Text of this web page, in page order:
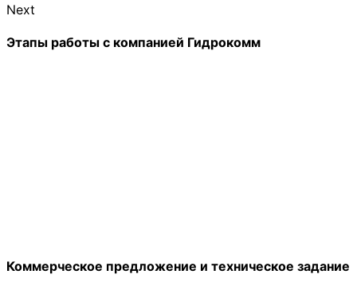
Next
Этапы работы с компанией Гидрокомм
Коммерческое предложение и техническое задание